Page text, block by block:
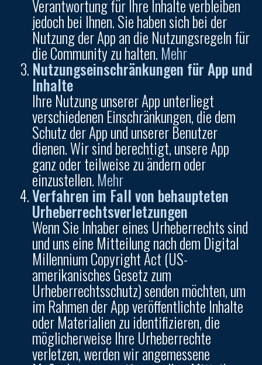
Verantwortung für Ihre Inhalte verbleiben
jedoch bei Ihnen. Sie haben sich bei der
Nutzung der App an die Nutzungsregeln für
die Community zu halten. Mehr
Nutzungseinschränkungen für App und
Inhalte
Ihre Nutzung unserer App unterliegt
verschiedenen Einschränkungen, die dem
Schutz der App und unserer Benutzer
dienen. Wir sind berechtigt, unsere App
ganz oder teilweise zu ändern oder
einzustellen. Mehr
Verfahren im Fall von behaupteten
Urheberrechtsverletzungen
Wenn Sie Inhaber eines Urheberrechts sind
und uns eine Mitteilung nach dem Digital
Millennium Copyright Act (US-
amerikanisches Gesetz zum
Urheberrechtsschutz) senden möchten, um
im Rahmen der App veröffentlichte Inhalte
oder Materialien zu identifizieren, die
möglicherweise Ihre Urheberrechte
verletzen, werden wir angemessene